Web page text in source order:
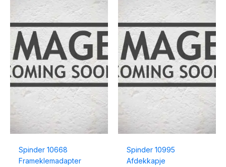
Spinder 10668
Frameklemadapter
Spinder 10995
Afdekkapje